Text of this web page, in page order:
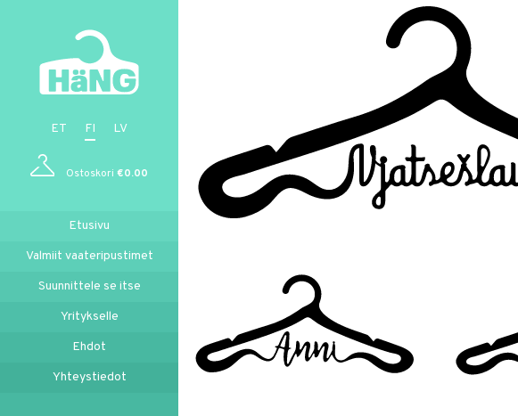
ET FI LV
Ostoskori €0.00
Etusivu
Valmiit vaateripustimet
Suunnittele se itse
Yritykselle
Ehdot
Yhteystiedot